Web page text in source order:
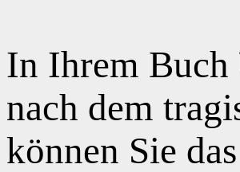
In Ihrem Buch
nach dem
können Sie